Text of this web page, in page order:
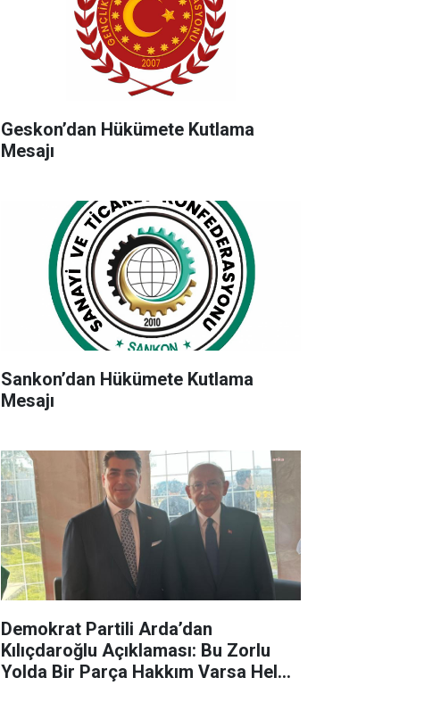
Geskon’dan Hükümete Kutlama
Mesajı
Sankon’dan Hükümete Kutlama
Mesajı
Demokrat Partili Arda’dan
Kılıçdaroğlu Açıklaması: Bu Zorlu
Yolda Bir Parça Hakkım Varsa Helal